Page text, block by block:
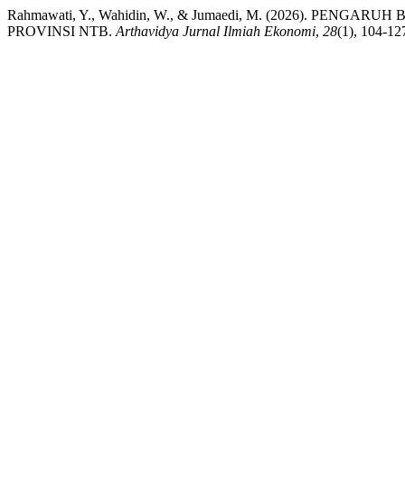
Rahmawati, Y., Wahidin, W., & Jumaedi, M. (2026).
PROVINSI NTB. Arthavidya Jurnal Ilmiah Ekonomi, 28(1), 104-